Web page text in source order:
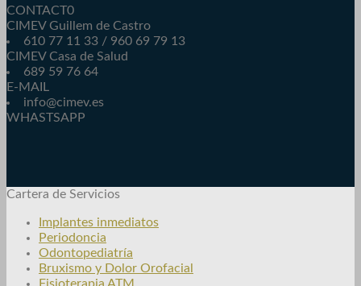
CONTACT0
CIMEV Guillem de Castro
610 77 11 33 / 960 69 79 13
CIMEV Casa de Salud
689 59 76 64
E-MAIL
info@cimev.es
WHASTSAPP
Cartera de Servicios
Implantes inmediatos
Periodoncia
Odontopediatría
Bruxismo y Dolor Orofacial
Fisioterapia ATM